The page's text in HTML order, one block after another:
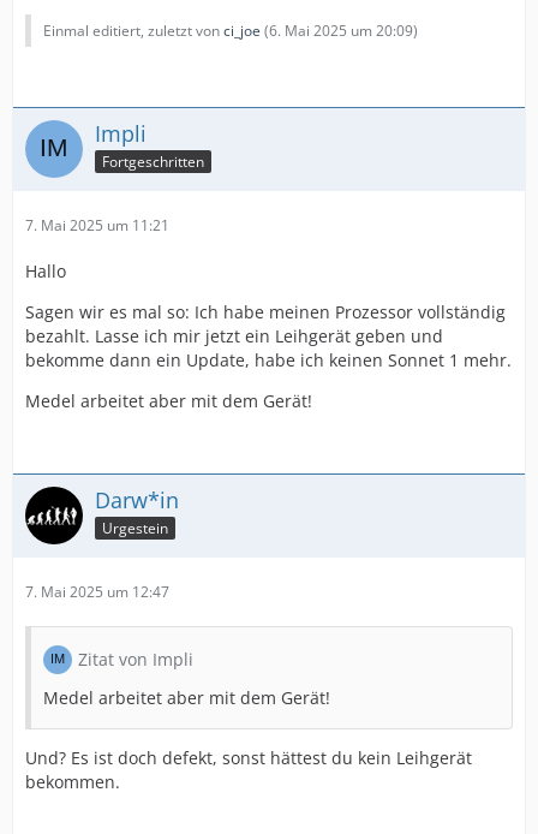
Einmal editiert, zuletzt vonci_joe (6. Mai 2025 um 20:09)
Impli
Fortgeschritten
7. Mai 2025 um 11:21
Hallo
Sagen wir es mal so: Ich habe meinen Prozessor vollständig
bezahlt. Lasse ich mir jetzt ein Leihgerät geben und
bekomme dann ein Update, habe ich keinen Sonnet 1 mehr.
Medel arbeitet aber mit dem Gerät!
Darw*in
Urgestein
7. Mai 2025 um 12:47
Zitat von Impli
Medel arbeitet aber mit dem Gerät!
Und? Es ist doch defekt, sonst hättest du kein Leihgerät
bekommen.